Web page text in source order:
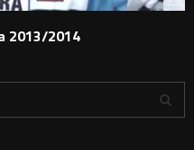
2013/2014